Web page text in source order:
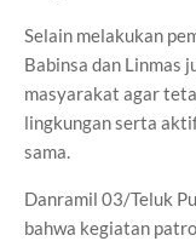
Selain melakukan
Babinsa dan Linmas
masyarakat agar
lingkungan serta
sama.
Danramil 03/Teluk
bahwa kegiatan